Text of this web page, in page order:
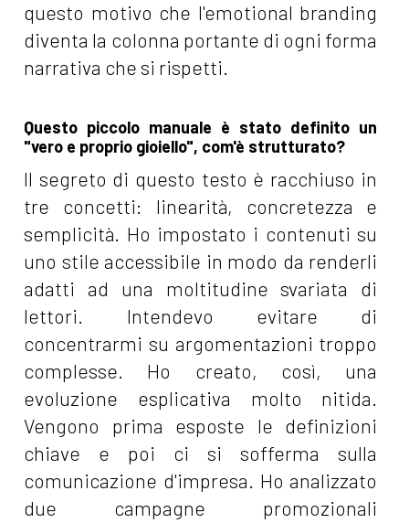
questo motivo che l'emotional branding
diventa la colonna portante di ogni forma
narrativa che si rispetti.
Questo piccolo manuale è stato definito un
"vero e proprio gioiello", com'è strutturato?
Il segreto di questo testo è racchiuso in
tre concetti: linearità, concretezza e
semplicità. Ho impostato i contenuti su
uno stile accessibile in modo da renderli
adatti ad una moltitudine svariata di
lettori. Intendevo evitare di
concentrarmi su argomentazioni troppo
complesse. Ho creato, così, una
evoluzione esplicativa molto nitida.
Vengono prima esposte le definizioni
chiave e poi ci si sofferma sulla
comunicazione d'impresa. Ho analizzato
due campagne promozionali